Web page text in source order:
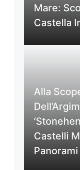
Mare:
Castella
Alla
Castelli